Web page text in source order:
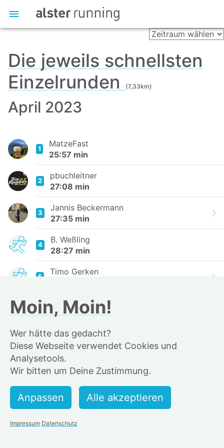
Die jeweils schnellsten
Einzelrunden
(7,33km)
April 2023
1
MatzeFast
25:57 min
2
pbuchleitner
27:08 min
3
Jannis Beckermann
27:35 min
4
B. Weßling
28:27 min
5
Timo Gerken
Vladi Vascalup 🇮🇱 🇺🇦 ☮️
28:46 min
Rainer
28:47 min
8
Richard
9
Amin Khawari
29:21 min
Moin, Moin!
Wer hätte das gedacht?
Diese Webseite verwendet Cookies und
Analysetools.
Wir bitten um Deine Zustimmung.
Impressum Datenschutz